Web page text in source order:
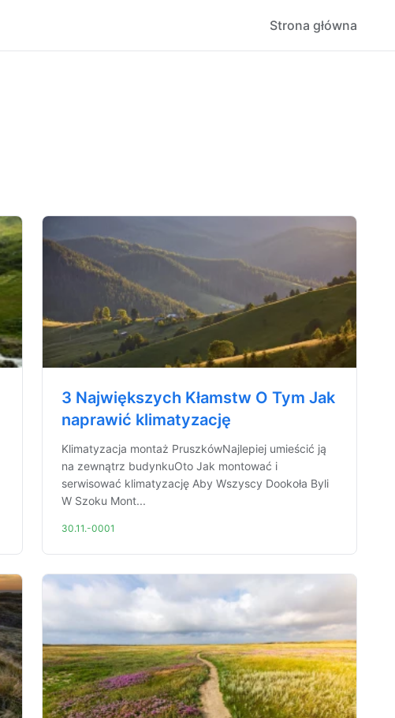
Strona główna
3 Największych Kłamstw O Tym Jak
naprawić klimatyzację
Klimatyzacja montaż PruszkówNajlepiej umieścić ją
na zewnątrz budynkuOto Jak montować i
serwisować klimatyzację Aby Wszyscy Dookoła Byli
W Szoku Mont...
30.11.-0001